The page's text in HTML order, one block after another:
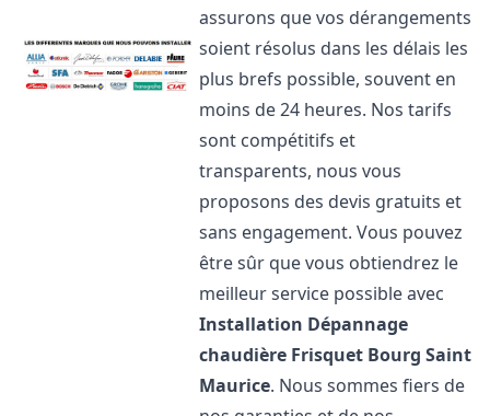
assurons que vos dérangements
soient résolus dans les délais les
plus brefs possible, souvent en
moins de 24 heures. Nos tarifs
sont compétitifs et
transparents, nous vous
proposons des devis gratuits et
sans engagement. Vous pouvez
être sûr que vous obtiendrez le
meilleur service possible avec
Installation Dépannage
chaudière Frisquet Bourg Saint
Maurice. Nous sommes fiers de